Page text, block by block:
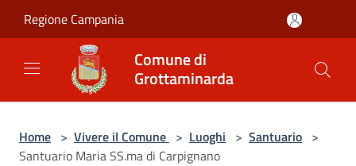
Regione Campania
Comune di
Grottaminarda
Home > Vivere il Comune > Luoghi > Santuario >
Santuario Maria SS.ma di Carpignano